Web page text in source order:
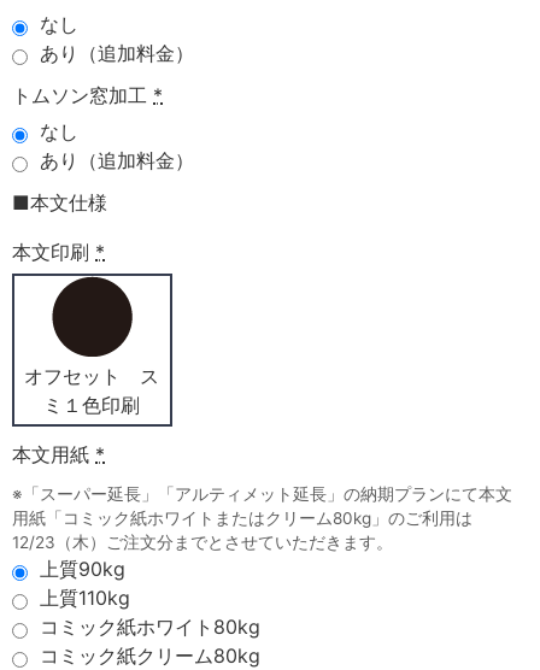
なし
あり（追加料金）
トムソン窓加工 *
なし
あり（追加料金）
■本文仕様
本文印刷 *
オフセット ス
ミ１色印刷
本文用紙 *
※「スーパー延長」「アルティメット延長」の納期プランにて本文
用紙「コミック紙ホワイトまたはクリーム80kg」のご利用は
12/23（木）ご注文分までとさせていただきます。
上質90kg
上質110kg
コミック紙ホワイト80kg
コミック紙クリーム80kg